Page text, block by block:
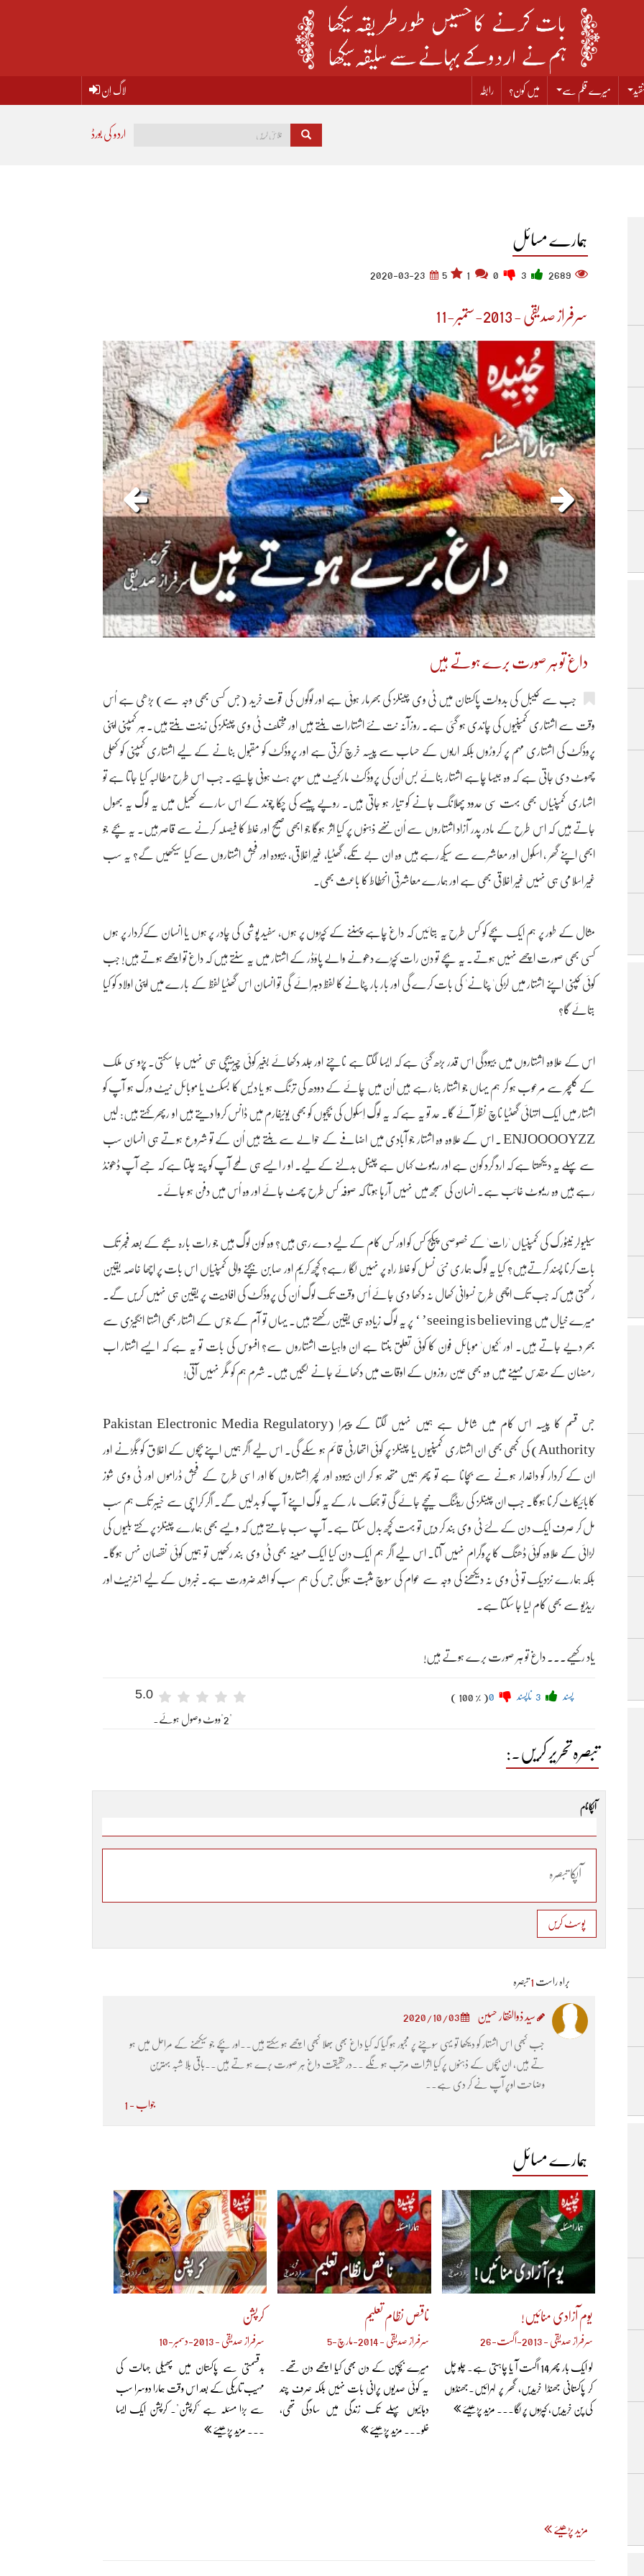
میرے قلم سے میں کون؟ رابطہ لاگ اِن
اردو کی بورڈ
ہمارے مسائل
2689
5
2020-03-23
سرفراز صدیقی - 2013-ستمبر-11
داغ تو ہر صورت برے ہوتے ہیں
جب سے کیبل کی بدولت پاکستان میں ٹی وی چینلز کی بھرمار ہوئی ہے اور لوگوں کی قوت خرید (جس کسی بھی وجہ سے) بڑھی ہے اُس
وقت سے اشتہاری کمپنیوں کی چاندی ہو گئی ہے۔ روزآنہ نت نئے اشتہارات بنتے ہیں اور مختلف ٹی وی چینلز کی زینت بنتے ہیں۔ ہر کمپنی اپنی
پروڈکٹ کی اشتہاری مہم پر کروڑوں بلکہ اربوں کے حساب سے پیسہ خرچ کرتی ہے اور پروڈکٹ کو مقبول بنانے کے لیے اشتہاری کمپنی کو کھلی
چھوٹ دی جاتی ہے کہ وہ جیسا چاہے اشتہار بنائے بس اُن کی پروڈکٹ مارکیٹ میں سوپر ہٹ ہونی چاہیے۔ جب اس طرح مطالبہ کیا جاتا ہے تو
اشہاری کمپنیاں بھی بہت سی حدود پھلانگ جانے کو تیار ہو جاتی ہیں۔ روپے پیسے کی چکا چوند کے اس سارے کھیل میں یہ لوگ یہ بھول
جاتے ہیں کہ اس طرح کے مادر پدر آزاد اشتہاروں سے اُن ننھے ذہنوں پر کیا اثر ہوگا جو ابھی صحیح اور غلط کا فیصلہ کرنے سے قاصر ہیں۔ یہ بچے جو
ابھی اپنے گھر ، اسکول اور معاشرے سے سیکھ رہے ہیں وہ ان بے تکے، گھٹیا، غیر اخلاقی، بیہودہ اور فحش اشتہاروں سے کیا سیکھیں گے؟ یہ سب
غیر اسلامی ہی نہیں غیر اخلاقی بھی ہے اور ہمارے معاشرتی انحطاط کا باعث بھی۔
مثال کے طور پر ہم ایک بچے کو کس طرح یہ بتائیں کہ داغ چاہے پہننے کے کپڑوں پر ہوں، سفید پوشی کی چادر پر ہوں یا انسان کےکردار پر ہوں
کسی بھی صورت اچھے نہیں ہوتے۔ یہ بچے تو دن رات کپڑے دھونے والے پاؤڈر کے اشتہار میں یہ سنتے ہیں کہ داغ تو اچھے ہوتے ہیں! جب
کوئی کپنی اپنے اشتہار میں لڑکی' پٹانے' کی بات کرے گی اور بار بار پٹانے کا لفظ دہرائے گی تو انسان اس گھٹیا لفظ کے بارے میں اپنی اولاد کو کیا
بتائے گا؟
اس کے علاوہ اشتہاروں میں بیہودگی اس قدر بڑھ گئی ہے کہ ایسا لگتا ہے ناچنے اور جلد دکھائے بغیر کوئی چیز بیچی ہی نہیں جا سکتی۔ پڑوسی ملک
کے کلچر سے مرعوب ہو کر ہم یہاں جو اشتہار بنا رہے ہیں اُن میں چائے کے دودھ کی ترنگ ہو یا دیس کا بسکٹ یا موبائل نیٹ ورک ہو آپ کو
اشتہار میں ایک انتہائی گھٹیا ناچ نظر آئے گا۔ حد تو یہ ہے کہ یہ لوگ اِسکول کی بچیوں کو بھی یونیفارم میں ڈانس کروا دیتے ہیں او رپھر کہتے ہیں: لیں
ENJOOOOYZZ ۔ اس کے علاوہ وہ اشتہار جو آبادی میں اضافے کے حوالے سے بنتے ہیں اُن کے تو شروع ہوتے ہی انسان سب
سے پہلے یہ دیکھتا ہے کہ ارد گرد کون ہے اور ریموٹ کہاں ہے چینل بدلنے کے لیے۔ او ر ایسے ہی لمحے آپ کو پتہ چلتا ہے کہ جسے آپ ڈھونڈ
رہے ہیں وہ ریموٹ غائب ہے۔ انسان کی سمجھ میں نہیں آرہا ہوتا کہ صوفہ کس طرح پھٹ جائے اور وہ اُس میں دفن ہو جائے۔
سیلیولر نیٹورک کی کمپنیاں 'رات' کے خصوصی پیکج کس کو اور کس کام کے لیے دے رہی ہیں؟ وہ کون لوگ ہیں جو رات بارہ بجے کے بعد فجر تک
بات کرنا پسند کرتےہیں؟ کیا یہ لوگ ہماری نئی نسل کو غلط راہ پر نہیں لگا رہے؟ کچھ کریم اور صابن بیچنے والی کمپنیاں اس بات پر اچھا خاصہ یقین
رکھتی ہیں کہ جب تک اچھی طرح نسوانی کھال نہ دکھا دی جائے اُس وقت تک لوگ اُن کی پروڈکٹ کی افادیت پر یقین ہی نہیں کریں گے۔
میرے خیال میں seeing is believing’ ‘ پر یہ لوگ زیادہ ہی یقین رکھتے ہیں۔ یہاں تو آم کے جوس کے اشتہار بھی اشتہا انگیزی سے
بھر دیے جاتے ہیں۔ اور 'کیوں' موبائل فون کا کوئی تعلق بنتا ہے ان واہیات اشتہاروں سے؟ افسوس کی بات تو یہ ہے کہ ایسے اشتہار اب
رمضان کے مقدس مہینے میں وہ بھی عین روزوں کے اوقات میں دکھائے جانے لگیں ہیں۔ شرم ہم کو مگر نہیں آتی!
جس قسم کا پیسہ اس کام میں شامل ہے ہمیں نہیں لگتا کے پیمرا (Pakistan Electronic Media Regulatory
Authority) کی کبھی بھی ان اشتہاری کمپنیوں یا چینلز پر کوئی اتھارٹی قائم ہو سکے گی۔ اس لیے اگر ہمیں اپنے بچوں کے اخلاق کو بگڑنے اور
ان کے کردار کو داغدار ہونے سے بچانا ہے تو پھر ہمیں متحد ہو کر ان بیہودہ اور لچر اِشتہاروں کا اور اسی طرح کے فحش ڈراموں اور ٹی وی شوز
کابائیکاٹ کرنا ہوگا۔ جب ان چینلز کی ریٹنگ نیچے جائے گی تو جھک مار کے یہ لوگ اپنے آ پ کو بدلیں گے۔ اگر کراچی سے خیبر تک ہم سب
مل کر صرف ایک دن کے لئے ٹی وی بند کر دیں تو بہت کچھ بدل سکتا ہے۔ آپ سب جانتے ہیں کہ ویسے بھی ہمارے چینلز پر کتے بلیوں کی
لڑائی کے علاوہ کوئی ڈھنگ کا پروگرام نہیں آتا۔ اس لیے اگر ہم ایک دن کیا ایک مہینہ بھی ٹی وی بند رکھیں تو ہمیں کوئی نقصان نہں ہوگا۔
بلکہ ہمارے نزدیک تو ٹی وی نہ دیکھنے کی وجہ سے عوام کی سوچ مثبت ہوگی جس کی ہم سب کو اشد ضرورت ہے۔ خبروں کے لیے انٹرنیٹ اور
ریڈیو سے بھی کام لیا جا سکتا ہے۔
یاد رکھیے۔۔۔ داغ تو ہر صورت برے ہوتے ہیں!
5.0
"2"ووٹ وصول ہوئے۔
پسند ناپسند ( 100 % )
تبصرہ تحریر کریں۔:
آپکا نام
پوسٹ کریں
براہ راست 1 تبصرہ
سید ذوالفقار حسین 2020/10/03
جب کبھی اس اشتہار کو دیکھا تو یہی سوچنے پر مجبور ہو گیا کہ کیا داغ بھی بھلا کبھی اچھے ہو سکتے ہیں۔۔اور بچے جو سیکھنے کے مراحل میں ہو
تے ہیں، ان بچوں کے ذہنوں پر کیا اثرات مرتب ہو ںگے ۔۔درحقیقت داغ ہر صورت برے ہو تے ہیں۔۔باقی بلا شبہ بہترین
وضاحت اوپر آپ نے کر دی ہے۔۔
جواب - 1
ہمارے مسائل
یوم آزادی منائیں!
سرفراز صدیقی - 2013-اگست-26
لو ایک بار پھر 14 اگست آ یا چاہتی ہے۔ چلو چل
کر پاکستانی جھنڈا خریدیں، گھر پر لہرائیں۔جھنڈوں
کی پن خریدیں، کپڑوں پر لگا... مزید پڑھیئے
ناقص نظام تعلیم
سرفراز صدیقی - 2014-مارچ-5
میرے بچپن کے دن بھی کیا اچھے دن تھے۔
یہ کوئی صدیوں پرانی بات نہیں بلکہ صرف چند
دہائیوں پہلے تک زندگی میں سادگی تھی،
خلو... مزید پڑھیئے
کرپشن
سرفراز صدیقی - 2013-دسمبر-10
بدقسمتی سے پاکستان میں پھیلی جہالت کی
مہیب تاریکی کے بعد اس وقت ہمارا دوسرا سب
سے بڑا مسئلہ ہے "کرپشن"۔ کرپشن ایک ایسا
... مزید پڑھیئے
مزید پڑھیئے